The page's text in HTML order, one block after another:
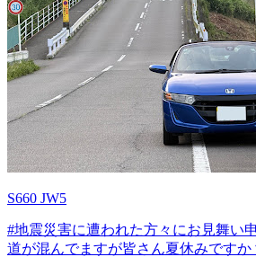
S660 JW5
#地震災害に遭われた方々にお見舞い
道が混んでますが皆さん夏休みですか